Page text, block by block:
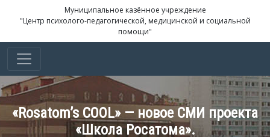
Муниципальное казённое учреждение
"Центр психолого-педагогической, медицинской и социальной
помощи"
«Rosatom’s COOL» — новое СМИ проекта
«Школа Росатома».